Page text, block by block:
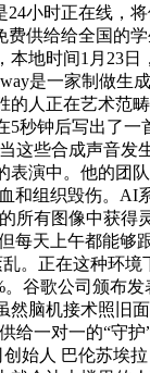
小时正在线，
供给给全国的
地时间1月23
是一家制做生
人正在艺术范
秒钟后写出了
些合成声音发
演中。他的团
和组织毁伤。
所有图像中获得
每天上午都能够
。正在这种环
歌公司颁布发
脑机接术照旧
一对一的“守
始人 巴伦苏埃